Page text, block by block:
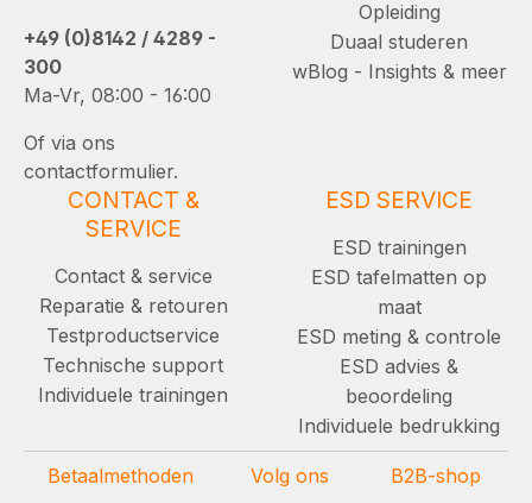
+49 (0)8142 / 4289 -
300
Ma-Vr, 08:00 - 16:00
Of via ons
contactformulier.
Opleiding
Duaal studeren
wBlog - Insights & meer
CONTACT &
SERVICE
Contact & service
Reparatie & retouren
Testproductservice
Technische support
Individuele trainingen
ESD SERVICE
ESD trainingen
ESD tafelmatten op
maat
ESD meting & controle
ESD advies &
beoordeling
Individuele bedrukking
Betaalmethoden Volg ons
B2B-shop